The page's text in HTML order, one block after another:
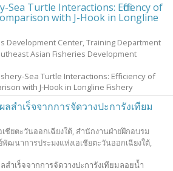
Turtle Interactions: Efficiency of
with J-Hook in Longline
Development Center, Training Department
Asian Fisheries Development
Sea Turtle Interactions: Efficiency of
with J-Hook in Longline Fishery
สำเร็จจากการจัดวางปะการังเทียม
ชียตะวันออกเฉียงใต้, สำนักงานฝ่ายฝึกอบรม
ฒนาการประมงแห่งเอเชียตะวันออกเฉียงใต้,
สำเร็จจากการจัดวางปะการังเทียมลอยน้ำ